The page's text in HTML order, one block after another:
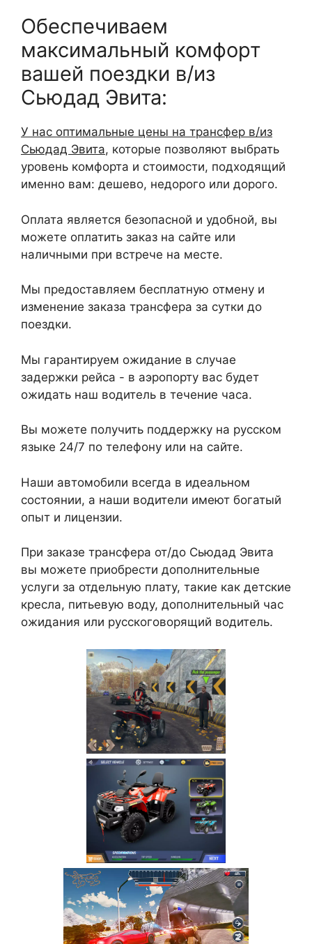
Обеспечиваем
максимальный комфорт
вашей поездки в/из
Сьюдад Эвита:
У нас оптимальные цены на трансфер в/из
Сьюдад Эвита, которые позволяют выбрать
уровень комфорта и стоимости, подходящий
именно вам: дешево, недорого или дорого.
Оплата является безопасной и удобной, вы
можете оплатить заказ на сайте или
наличными при встрече на месте.
Мы предоставляем бесплатную отмену и
изменение заказа трансфера за сутки до
поездки.
Мы гарантируем ожидание в случае
задержки рейса - в аэропорту вас будет
ожидать наш водитель в течение часа.
Вы можете получить поддержку на русском
языке 24/7 по телефону или на сайте.
Наши автомобили всегда в идеальном
состоянии, а наши водители имеют богатый
опыт и лицензии.
При заказе трансфера от/до Сьюдад Эвита
вы можете приобрести дополнительные
услуги за отдельную плату, такие как детские
кресла, питьевую воду, дополнительный час
ожидания или русскоговорящий водитель.